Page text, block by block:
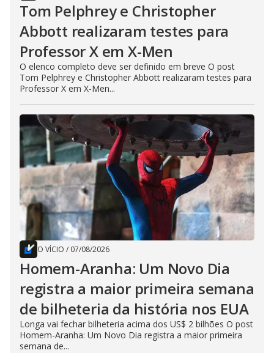
Tom Pelphrey e Christopher
Abbott realizaram testes para
Professor X em X-Men
O elenco completo deve ser definido em breve O post
Tom Pelphrey e Christopher Abbott realizaram testes para
Professor X em X-Men...
O VÍCIO / 07/08/2026
Homem-Aranha: Um Novo Dia
registra a maior primeira semana
de bilheteria da história nos EUA
Longa vai fechar bilheteria acima dos US$ 2 bilhões O post
Homem-Aranha: Um Novo Dia registra a maior primeira
semana de...